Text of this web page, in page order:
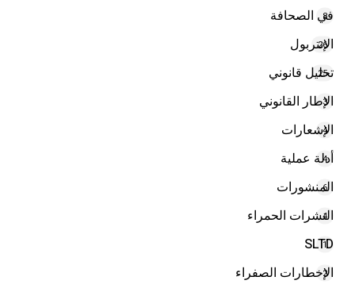
في الصحافة
8
الإنتربول
26
تحليل قانوني
25
الإطار القانوني
3
الإشعارات
4
أدلة عملية
4
المنشورات
6
النشرات الحمراء
4
SLTD
1
الإخطارات الصفراء
2